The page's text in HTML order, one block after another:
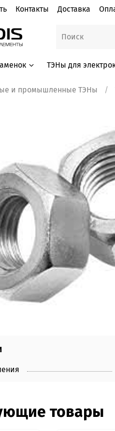
Контакты Доставка
ТЭНы для
и промышленные ТЭНы
товары